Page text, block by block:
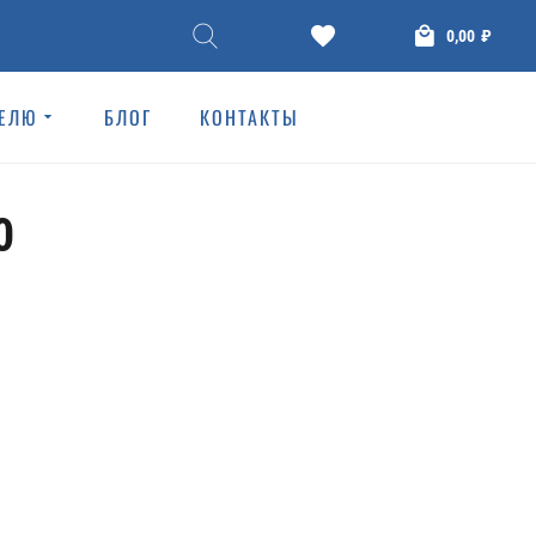
₽
0,00
БЛОГ КОНТАКТЫ
Ceramic tiles